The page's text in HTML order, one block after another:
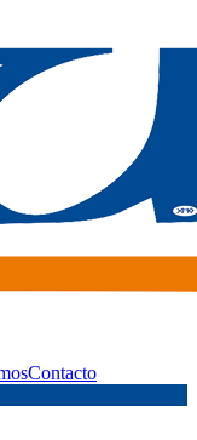
Contacto